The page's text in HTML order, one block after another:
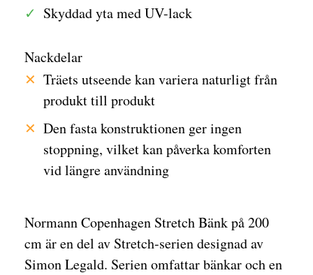
Normann Copenhagen Stretch Bänk på 200
cm är en del av Stretch-serien designad av
Simon Legald. Serien omfattar bänkar och en
Skyddad yta med UV-lack
Nackdelar
Träets utseende kan variera naturligt från
produkt till produkt
Den fasta konstruktionen ger ingen
stoppning, vilket kan påverka komforten
vid längre användning